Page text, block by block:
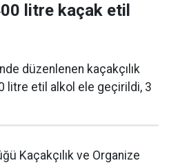
litre kaçak etil
düzenlenen kaçakçılık
litre etil alkol ele geçirildi, 3
Kaçakçılık ve Organize